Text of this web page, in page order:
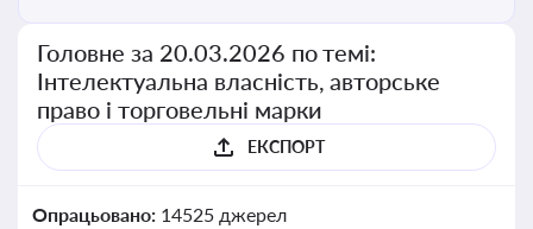
Головне за 20.03.2026 по темі:
Інтелектуальна власність, авторське
право і торговельні марки
ЕКСПОРТ
Опрацьовано: 14525 джерел